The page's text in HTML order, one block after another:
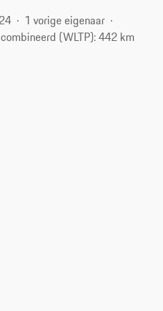
1 vorige eigenaar
(WLTP): 442 km